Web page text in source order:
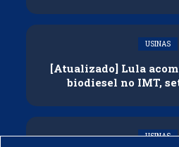
USINAS
[Atualizado] Lula
biodiesel no IMT,
USINAS